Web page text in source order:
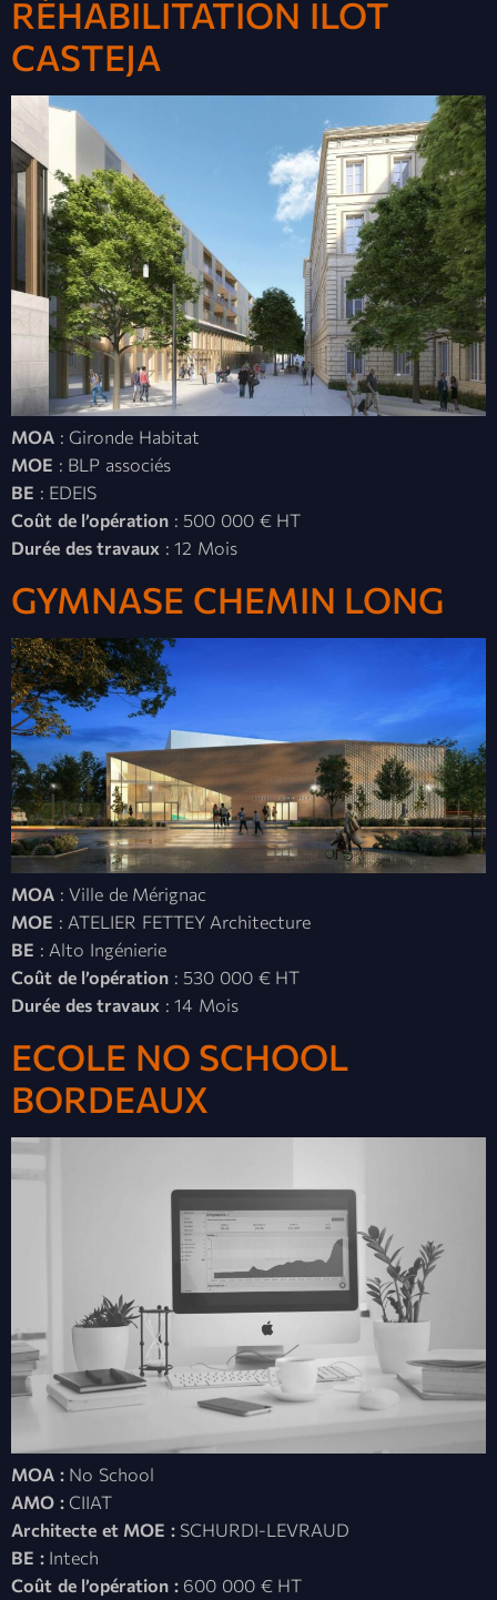
RÉHABILITATION ILOT
CASTEJA
MOA : Gironde Habitat
MOE : BLP associés
BE : EDEIS
Coût de l’opération : 500 000 € HT
Durée des travaux : 12 Mois
GYMNASE CHEMIN LONG
MOA : Ville de Mérignac
MOE : ATELIER FETTEY Architecture
BE : Alto Ingénierie
Coût de l’opération : 530 000 € HT
Durée des travaux : 14 Mois
ECOLE NO SCHOOL
BORDEAUX
MOA :No School
AMO :CIIAT
Architecte et MOE :SCHURDI-LEVRAUD
BE :Intech
Coût de l’opération :600 000 € HT